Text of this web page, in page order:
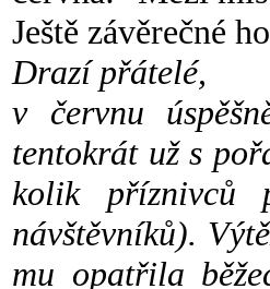
Ještě závěrečné
Drazí přátelé,
v červnu
tentokrát už s
kolik příznivců
návštěvníků).
mu opatřila